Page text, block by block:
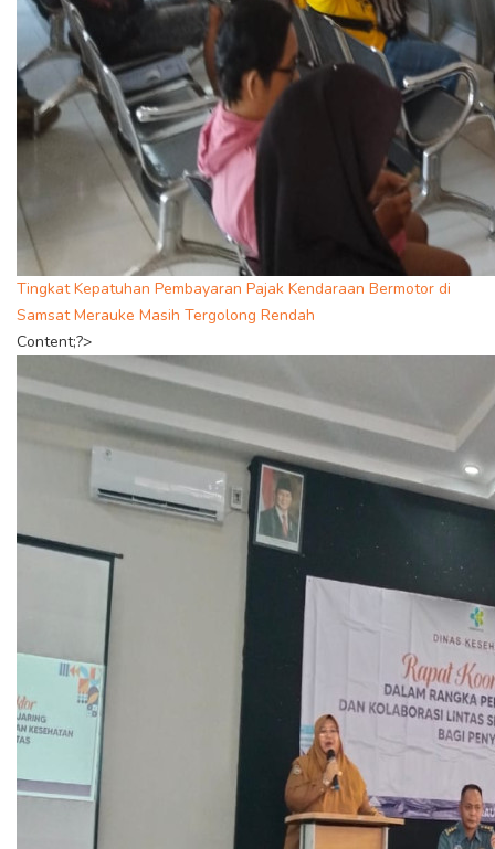
Tingkat Kepatuhan Pembayaran Pajak Kendaraan Bermotor di
Samsat Merauke Masih Tergolong Rendah
Content;?>